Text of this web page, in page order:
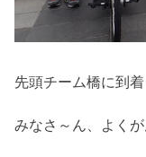
先頭チーム橋に到着
みなさ～ん、よく